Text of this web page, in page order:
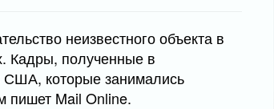
неизвестного объекта в
Кадры, полученные в
которые занимались
пишет Mail Online.